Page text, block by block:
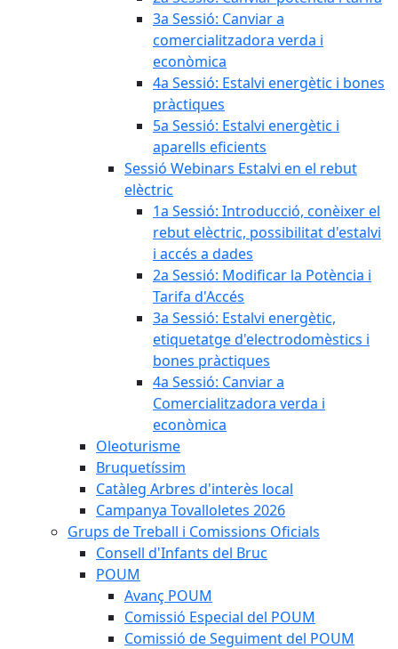
3a Sessió: Canviar a
comercialitzadora verda i
econòmica
4a Sessió: Estalvi energètic i bones
pràctiques
5a Sessió: Estalvi energètic i
aparells eficients
Sessió Webinars Estalvi en el rebut
elèctric
1a Sessió: Introducció, conèixer el
rebut elèctric, possibilitat d'estalvi
i accés a dades
2a Sessió: Modificar la Potència i
Tarifa d'Accés
3a Sessió: Estalvi energètic,
etiquetatge d'electrodomèstics i
bones pràctiques
4a Sessió: Canviar a
Comercialitzadora verda i
econòmica
Oleoturisme
Bruquetíssim
Catàleg Arbres d'interès local
Campanya Tovalloletes 2026
Grups de Treball i Comissions Oficials
Consell d'Infants del Bruc
POUM
Avanç POUM
Comissió Especial del POUM
Comissió de Seguiment del POUM